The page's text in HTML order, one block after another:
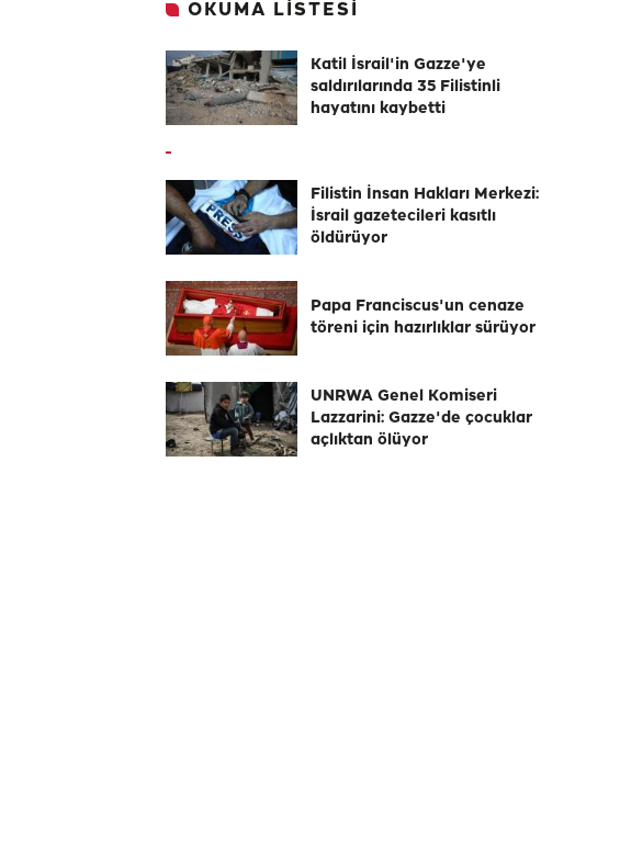
OKUMA LİSTESİ
Katil İsrail'in Gazze'ye
saldırılarında 35 Filistinli
hayatını kaybetti
Filistin İnsan Hakları Merkezi:
İsrail gazetecileri kasıtlı
öldürüyor
Papa Franciscus'un cenaze
töreni için hazırlıklar sürüyor
UNRWA Genel Komiseri
Lazzarini: Gazze'de çocuklar
açlıktan ölüyor